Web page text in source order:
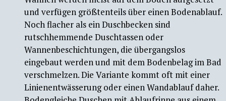
und verfügen größtenteils über einen Bodenablauf.
Noch flacher als ein Duschbecken sind
rutschhemmende Duschtassen oder
Wannenbeschichtungen, die übergangslos
eingebaut werden und mit dem Bodenbelag im Bad
verschmelzen. Die Variante kommt oft mit einer
Linienentwässerung oder einen Wandablauf daher.